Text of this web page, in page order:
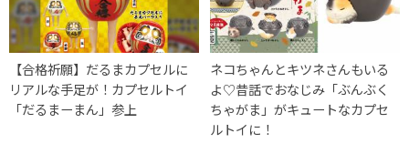
【合格祈願】だるまカプセルに
リアルな手足が！カプセルトイ
「だるまーまん」参上
ネコちゃんとキツネさんもいる
よ♡昔話でおなじみ「ぶんぶく
ちゃがま」がキュートなカプセ
ルトイに！